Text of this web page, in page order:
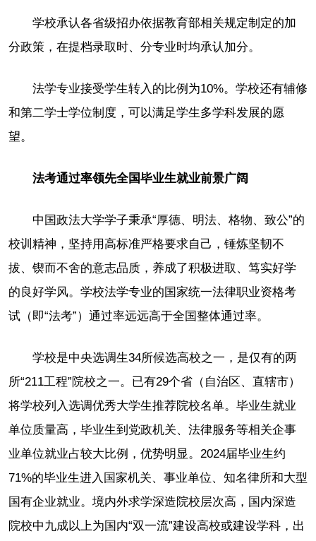
学校承认各省级招办依据教育部相关规定制定的加
分政策，在提档录取时、分专业时均承认加分。
法学专业接受学生转入的比例为10%。学校还有辅修
和第二学士学位制度，可以满足学生多学科发展的愿
望。
法考通过率领先全国毕业生就业前景广阔
中国政法大学学子秉承“厚德、明法、格物、致公”的
校训精神，坚持用高标准严格要求自己，锤炼坚韧不
拔、锲而不舍的意志品质，养成了积极进取、笃实好学
的良好学风。学校法学专业的国家统一法律职业资格考
试（即“法考”）通过率远远高于全国整体通过率。
学校是中央选调生34所候选高校之一，是仅有的两
所“211工程”院校之一。已有29个省（自治区、直辖市）
将学校列入选调优秀大学生推荐院校名单。毕业生就业
单位质量高，毕业生到党政机关、法律服务等相关企事
业单位就业占较大比例，优势明显。2024届毕业生约
71%的毕业生进入国家机关、事业单位、知名律所和大型
国有企业就业。境内外求学深造院校层次高，国内深造
院校中九成以上为国内“双一流”建设高校或建设学科，出